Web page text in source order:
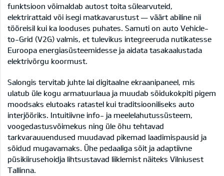
funktsioon võimaldab autost toita sülearvuteid,
elektrirattaid või isegi matkavarustust — väärt abiline nii
tööreisil kui ka looduses puhates. Samuti on auto Vehicle-
to-Grid (V2G) valmis, et tulevikus integreeruda nutikatesse
Euroopa energiasüsteemidesse ja aidata tasakaalustada
elektrivõrgu koormust.
Salongis tervitab juhte lai digitaalne ekraanipaneel, mis
ulatub üle kogu armatuurlaua ja muudab sõidukokpiti pigem
moodsaks elutoaks ratastel kui traditsiooniliseks auto
interjööriks. Intuitiivne info- ja meelelahutussüsteem,
voogedastusvõimekus ning üle õhu tehtavad
tarkvarauuendused muudavad pikemad laadimispausid ja
sõidud mugavamaks. Ühe pedaaliga sõit ja adaptiivne
püsikiirusehoidja lihtsustavad liiklemist näiteks Vilniusest
Tallinna.